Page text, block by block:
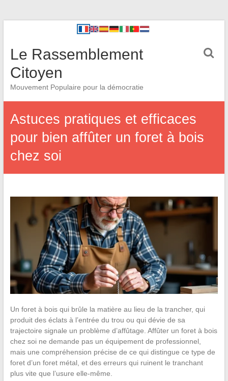
Le Rassemblement
Citoyen
Mouvement Populaire pour la démocratie
Astuces pratiques et efficaces
pour bien affûter un foret à bois
chez soi
Un foret à bois qui brûle la matière au lieu de la trancher, qui
produit des éclats à l’entrée du trou ou qui dévie de sa
trajectoire signale un problème d’affûtage. Affûter un foret à bois
chez soi ne demande pas un équipement de professionnel,
mais une compréhension précise de ce qui distingue ce type de
foret d’un foret métal, et des erreurs qui ruinent le tranchant
plus vite que l’usure elle-même.